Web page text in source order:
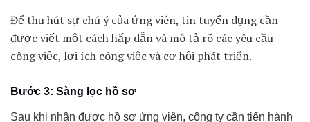
Để thu hút sự chú ý của ứng viên, tin tuyển dụng cần
được viết một cách hấp dẫn và mô tả rõ các yêu cầu
công việc, lợi ích công việc và cơ hội phát triển.
Bước 3: Sàng lọc hồ sơ
Sau khi nhận được hồ sơ ứng viên, công ty cần tiến hành